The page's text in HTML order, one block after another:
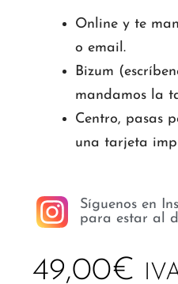
Online y te
o email.
Bizum
mandamos la
Centro, pasas
una tarjeta
Síguenos en
para estar al
49,00€